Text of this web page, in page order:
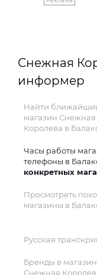
Снежная
информер
Найти
магазин Снежная
Королева в
Часы работы
телефоны в
конкретных
Просмотреть
магазины в
Русская
Бренды в
Снежная